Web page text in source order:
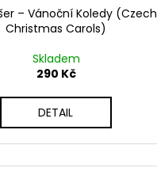
‎– Vánoční Koledy (Czech
Christmas Carols)
Skladem
290 Kč
DETAIL